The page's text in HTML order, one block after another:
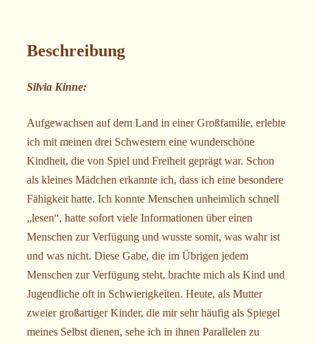
Beschreibung
Silvia Kinne:
Aufgewachsen auf dem Land in einer Großfamilie, erlebte
ich mit meinen drei Schwestern eine wunderschöne
Kindheit, die von Spiel und Freiheit geprägt war. Schon
als kleines Mädchen erkannte ich, dass ich eine besondere
Fähigkeit hatte. Ich konnte Menschen unheimlich schnell
„lesen“, hatte sofort viele Informationen über einen
Menschen zur Verfügung und wusste somit, was wahr ist
und was nicht. Diese Gabe, die im Übrigen jedem
Menschen zur Verfügung steht, brachte mich als Kind und
Jugendliche oft in Schwierigkeiten. Heute, als Mutter
zweier großartiger Kinder, die mir sehr häufig als Spiegel
meines Selbst dienen, sehe ich in ihnen Parallelen zu